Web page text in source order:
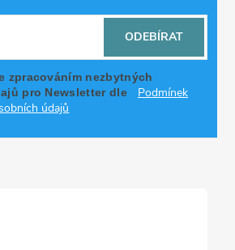
zpracováním nezbytných
pro Newsletter dle
Podmínek
údajů
ODEBÍRAT